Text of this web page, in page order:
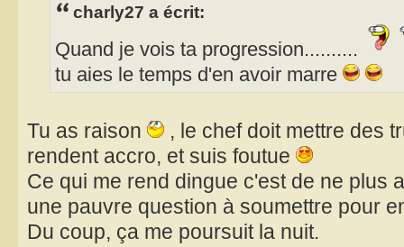
charly27 a écrit:
Quand je vois ta progression..........
tu aies le temps d'en avoir marre
Tu as raison
, le chef doit mettre des
rendent accro, et suis foutue
Ce qui me rend dingue c'est de ne plus
une pauvre question à soumettre pour
Du coup, ça me poursuit la nuit.